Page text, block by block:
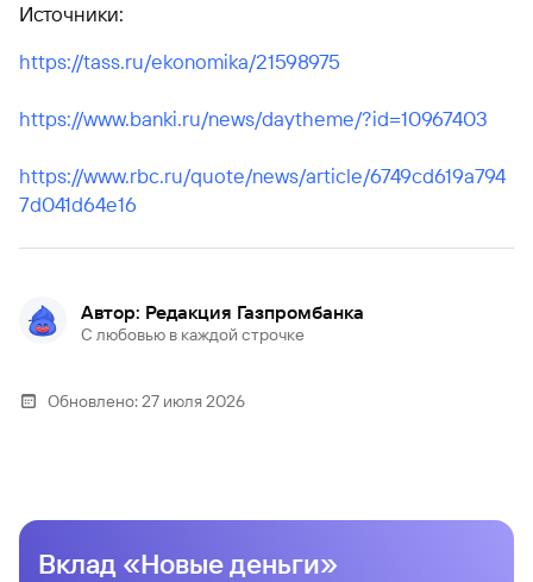
Источники:
https://tass.ru/ekonomika/21598975
https://www.banki.ru/news/daytheme/?id=10967403
https://www.rbc.ru/quote/news/article/6749cd619a794
7d041d64e16
Автор: Редакция Газпромбанка
С любовью в каждой строчке
Обновлено:27 июля 2026
Вклад «Новые деньги»